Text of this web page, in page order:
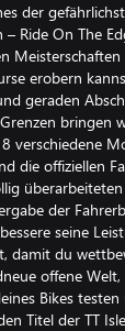
der
Ride On The
erobern
geraden
bringen
verschiedene
die offiziellen
der
seine
damit du
offene
Bikes
Titel der TT